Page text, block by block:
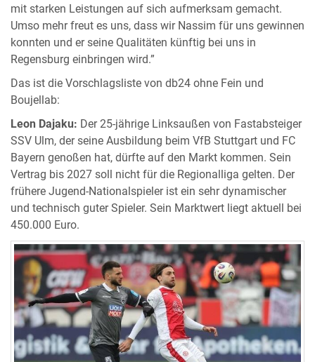
mit starken Leistungen auf sich aufmerksam gemacht.
Umso mehr freut es uns, dass wir Nassim für uns gewinnen
konnten und er seine Qualitäten künftig bei uns in
Regensburg einbringen wird.”
Das ist die Vorschlagsliste von db24 ohne Fein und
Boujellab:
Leon Dajaku: Der 25-jährige Linksaußen von Fastabsteiger
SSV Ulm, der seine Ausbildung beim VfB Stuttgart und FC
Bayern genoßen hat, dürfte auf den Markt kommen. Sein
Vertrag bis 2027 soll nicht für die Regionalliga gelten. Der
frühere Jugend-Nationalspieler ist ein sehr dynamischer
und technisch guter Spieler. Sein Marktwert liegt aktuell bei
450.000 Euro.